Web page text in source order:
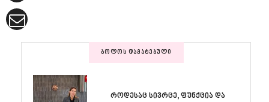
ᲑᲝᲚᲝᲡ ᲓᲐᲛᲐᲢᲔᲑᲣᲚᲘ
როდესაც სივრცე, ფუნქცია და